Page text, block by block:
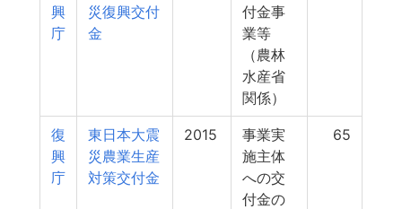
興
庁
災復興交付
金
付金事
業等
（農林
水産省
関係）
復
興
庁
東日本大震
災農業生産
対策交付金
2015
事業実
施主体
への交
付金の
65